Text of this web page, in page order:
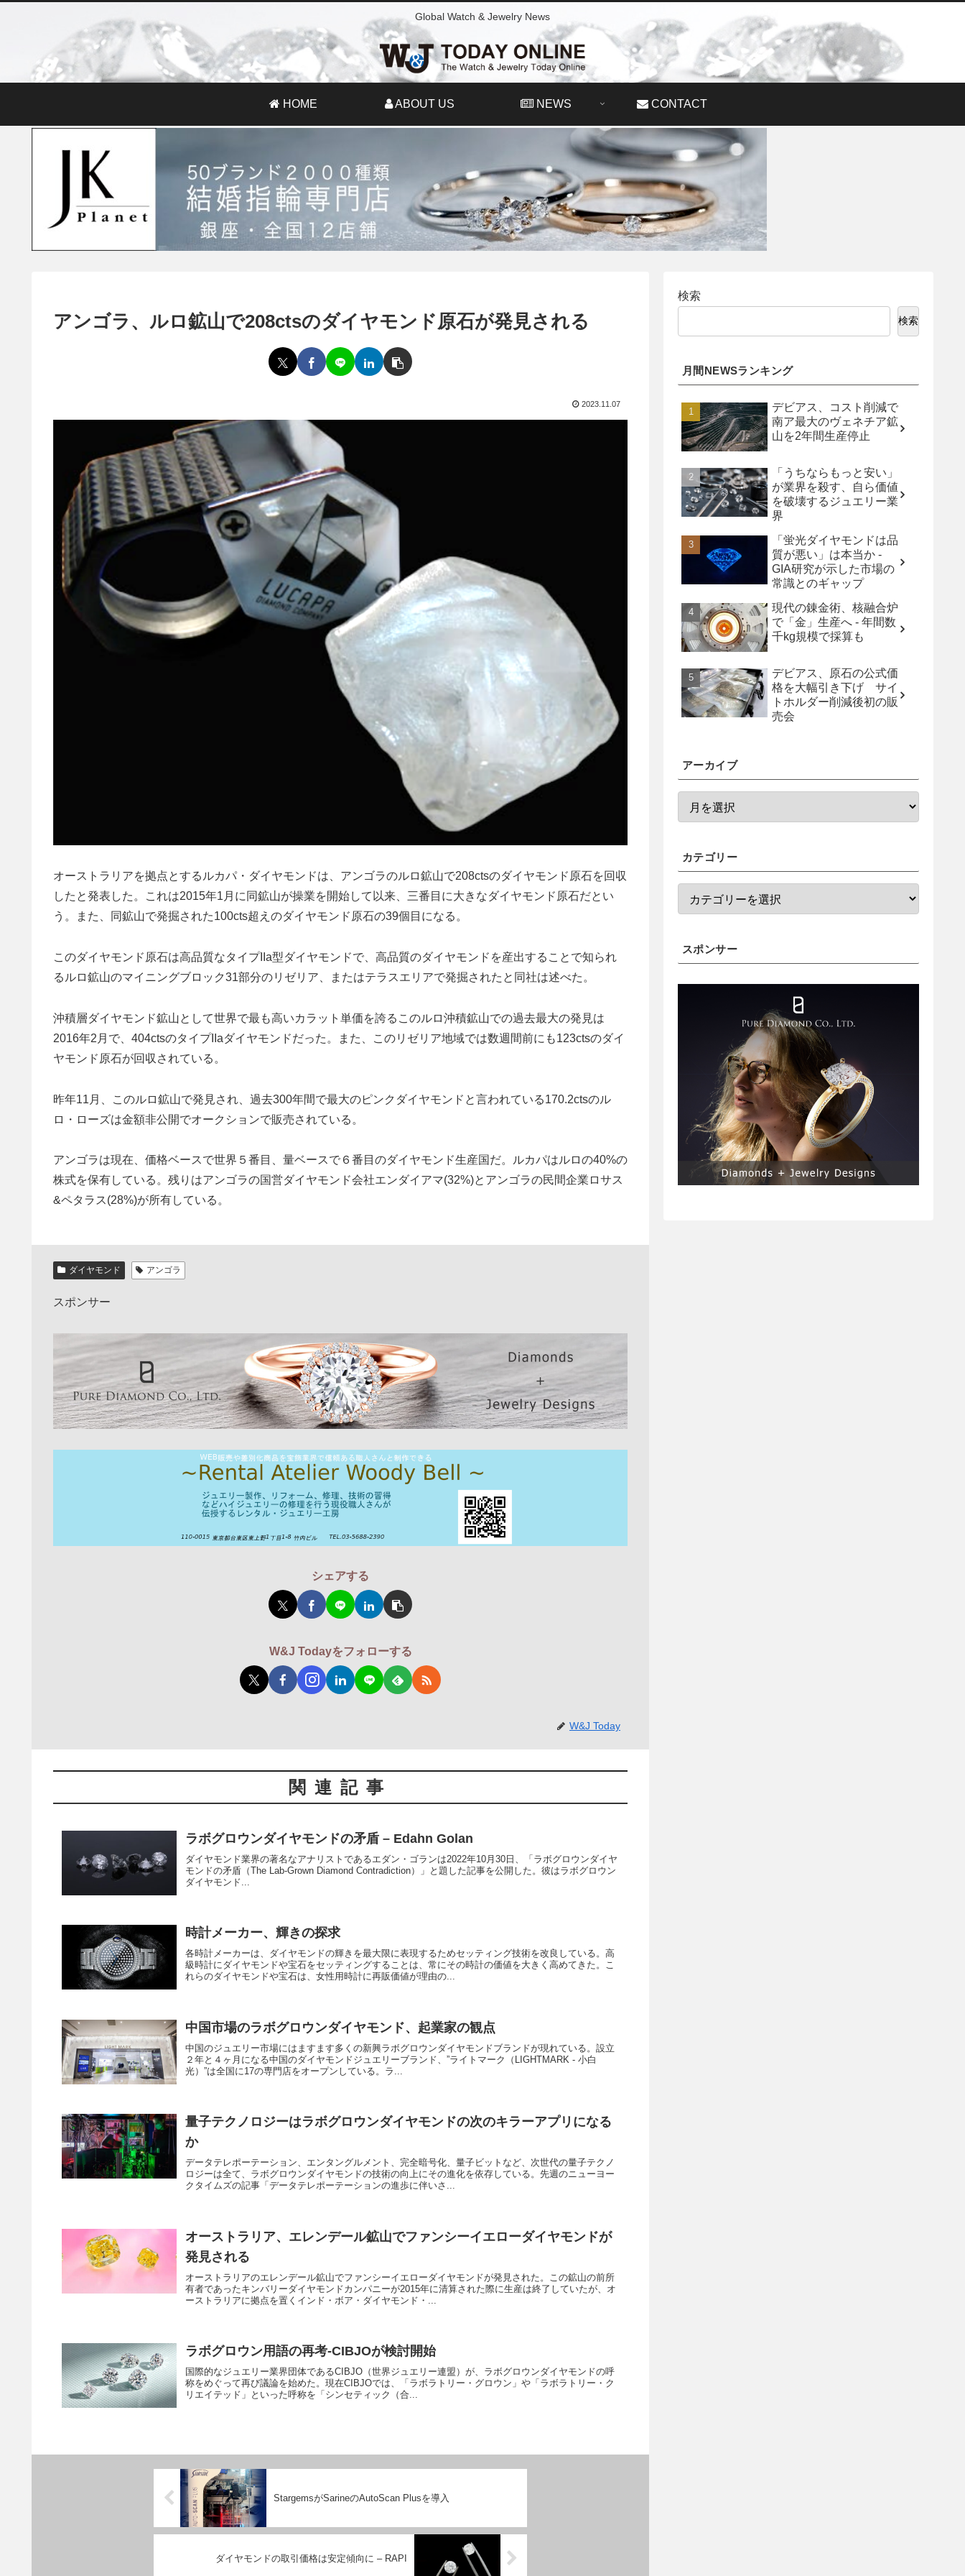
Global Watch & Jewelry News
HOME ABOUT US NEWS CONTACT
アンゴラ、ルロ鉱山で208ctsのダイヤモンド原石が発見される
2023.11.07
オーストラリアを拠点とするルカパ・ダイヤモンドは、アンゴラのルロ鉱山で208ctsのダイヤモンド原石を回収
したと発表した。これは2015年1月に同鉱山が操業を開始して以来、三番目に大きなダイヤモンド原石だとい
う。また、同鉱山で発掘された100cts超えのダイヤモンド原石の39個目になる。
このダイヤモンド原石は高品質なタイプIIa型ダイヤモンドで、高品質のダイヤモンドを産出することで知られ
るルロ鉱山のマイニングブロック31部分のリゼリア、またはテラスエリアで発掘されたと同社は述べた。
沖積層ダイヤモンド鉱山として世界で最も高いカラット単価を誇るこのルロ沖積鉱山での過去最大の発見は
2016年2月で、404ctsのタイプIIaダイヤモンドだった。また、このリゼリア地域では数週間前にも123ctsのダイ
ヤモンド原石が回収されている。
昨年11月、このルロ鉱山で発見され、過去300年間で最大のピンクダイヤモンドと言われている170.2ctsのル
ロ・ローズは金額非公開でオークションで販売されている。
アンゴラは現在、価格ベースで世界５番目、量ベースで６番目のダイヤモンド生産国だ。ルカパはルロの40%の
株式を保有している。残りはアンゴラの国営ダイヤモンド会社エンダイアマ(32%)とアンゴラの民間企業ロサス
&ペタラス(28%)が所有している。
ダイヤモンド アンゴラ
スポンサー
シェアする
W&J Todayをフォローする
W&J Today
関連記事
ラボグロウンダイヤモンドの矛盾 – Edahn Golan
ダイヤモンド業界の著名なアナリストであるエダン・ゴランは2022年10月30日、「ラボグロウンダイヤ
モンドの矛盾（The Lab-Grown Diamond Contradiction）」と題した記事を公開した。彼はラボグロウン
ダイヤモンド...
時計メーカー、輝きの探求
各時計メーカーは、ダイヤモンドの輝きを最大限に表現するためセッティング技術を改良している。高
級時計にダイヤモンドや宝石をセッティングすることは、常にその時計の価値を大きく高めてきた。こ
れらのダイヤモンドや宝石は、女性用時計に再販価値が理由の...
中国市場のラボグロウンダイヤモンド、起業家の観点
中国のジュエリー市場にはますます多くの新興ラボグロウンダイヤモンドブランドが現れている。設立
２年と４ヶ月になる中国のダイヤモンドジュエリーブランド、”ライトマーク（LIGHTMARK - 小白
光）”は全国に17の専門店をオープンしている。ラ...
量子テクノロジーはラボグロウンダイヤモンドの次のキラーアプリになる
か
データテレポーテーション、エンタングルメント、完全暗号化、量子ビットなど、次世代の量子テクノ
ロジーは全て、ラボグロウンダイヤモンドの技術の向上にその進化を依存している。先週のニューヨー
クタイムズの記事「データテレポーテーションの進歩に伴いさ...
オーストラリア、エレンデール鉱山でファンシーイエローダイヤモンドが
発見される
オーストラリアのエレンデール鉱山でファンシーイエローダイヤモンドが発見された。この鉱山の前所
有者であったキンバリーダイヤモンドカンパニーが2015年に清算された際に生産は終了していたが、オ
ーストラリアに拠点を置くインド・ボア・ダイヤモンド・...
ラボグロウン用語の再考-CIBJOが検討開始
国際的なジュエリー業界団体であるCIBJO（世界ジュエリー連盟）が、ラボグロウンダイヤモンドの呼
称をめぐって再び議論を始めた。現在CIBJOでは、「ラボラトリー・グロウン」や「ラボラトリー・ク
リエイテッド」といった呼称を「シンセティック（合...
StargemsがSarineのAutoScan Plusを導入
ダイヤモンドの取引価格は安定傾向に – RAPI
検索
検索
月間NEWSランキング
デビアス、コスト削減で
南ア最大のヴェネチア鉱
山を2年間生産停止
「うちならもっと安い」
が業界を殺す、自ら価値
を破壊するジュエリー業
界
「蛍光ダイヤモンドは品
質が悪い」は本当か -
GIA研究が示した市場の
常識とのギャップ
現代の錬金術、核融合炉
で「金」生産へ - 年間数
千kg規模で採算も
デビアス、原石の公式価
格を大幅引き下げ サイ
トホルダー削減後初の販
売会
アーカイブ
カテゴリー
スポンサー